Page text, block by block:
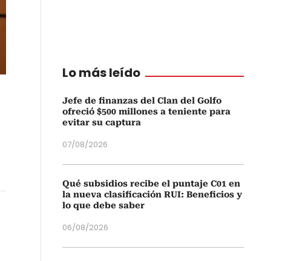
Lo más leído
Jefe de finanzas del Clan del Golfo
ofreció $500 millones a teniente para
evitar su captura
07/08/2026
Qué subsidios recibe el puntaje C01 en
la nueva clasificación RUI: Beneficios y
lo que debe saber
06/08/2026